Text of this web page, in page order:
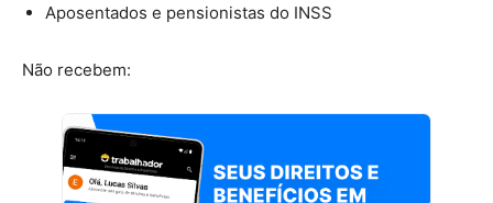
Aposentados e pensionistas do INSS
Não recebem: